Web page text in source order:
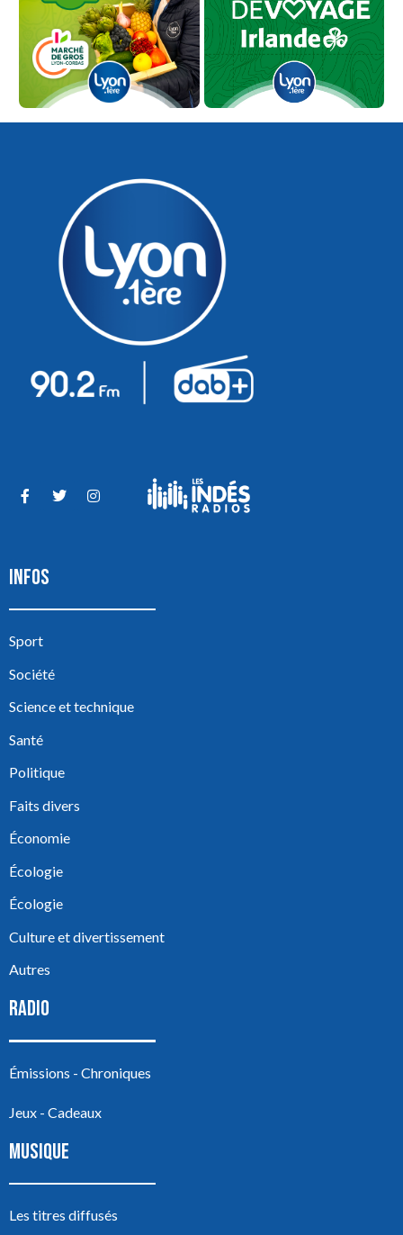
INFOS
Sport
Société
Science et technique
Santé
Politique
Faits divers
Économie
Écologie
Écologie
Culture et divertissement
Autres
RADIO
Émissions - Chroniques
Jeux - Cadeaux
MUSIQUE
Les titres diffusés